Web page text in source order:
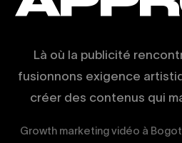
Là où la publicité
fusionnons exigence
créer des contenus qui
Growth marketing vidéo à